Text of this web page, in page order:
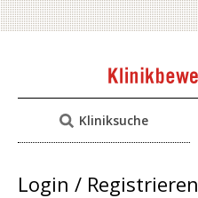
Kliniksuche
Login / Registrieren